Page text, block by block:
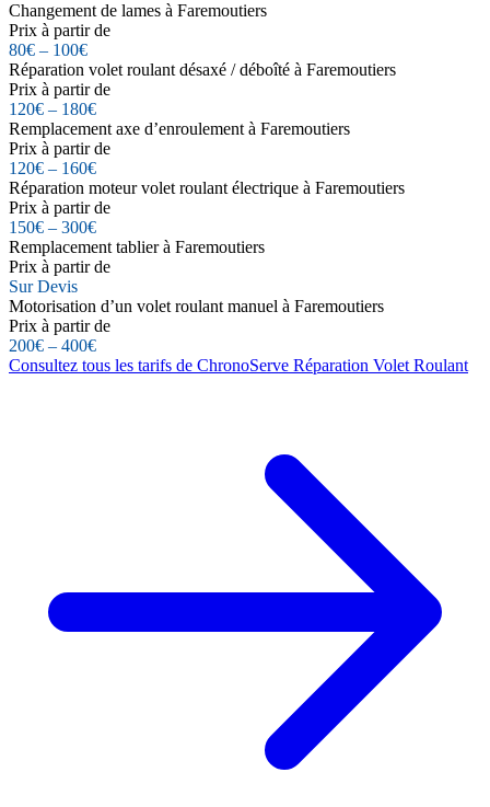
Changement de lames à Faremoutiers
Prix à partir de
80€ – 100€
Réparation volet roulant désaxé / déboîté à Faremoutiers
Prix à partir de
120€ – 180€
Remplacement axe d’enroulement à Faremoutiers
Prix à partir de
120€ – 160€
Réparation moteur volet roulant électrique à Faremoutiers
Prix à partir de
150€ – 300€
Remplacement tablier à Faremoutiers
Prix à partir de
Sur Devis
Motorisation d’un volet roulant manuel à Faremoutiers
Prix à partir de
200€ – 400€
Consultez tous les tarifs de ChronoServe Réparation Volet Roulant